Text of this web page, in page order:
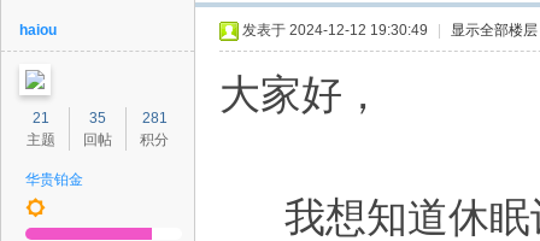
haiou
21
主题
35
回帖
281
积分
华贵铂金
发表于 2024-12-12 19:30:49 显示全部楼层
大家好，
我想知道休眠